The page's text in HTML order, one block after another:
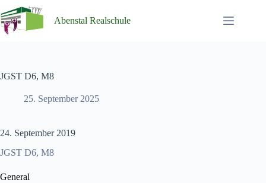
Inhalt
springen
Abenstal Realschule
JGST D6, M8
25. September 2025
24. September 2019
JGST D6, M8
General